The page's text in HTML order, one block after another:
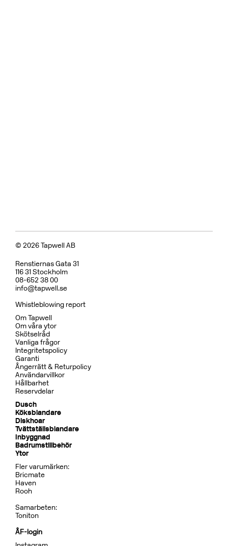
© 2026 Tapwell AB
Renstiernas Gata 31
116 31 Stockholm
08-652 38 00
info@tapwell.se
Whistleblowing report
Om Tapwell
Om våra ytor
Skötselråd
Vanliga frågor
Integritetspolicy
Garanti
Ångerrätt & Returpolicy
Användarvillkor
Hållbarhet
Reservdelar
Dusch
Köksblandare
Diskhoar
Tvättställsblandare
Inbyggnad
Badrumstillbehör
Ytor
Fler varumärken:
Bricmate
Haven
Rooh
Samarbeten:
Toniton
ÅF-login